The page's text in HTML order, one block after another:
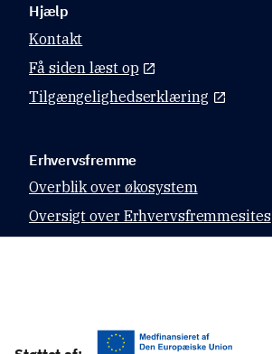
Hjælp
Kontakt
Få siden læst op
Tilgængelighedserklæring
Erhvervsfremme
Overblik over økosystem
Oversigt over Erhvervsfremmesites